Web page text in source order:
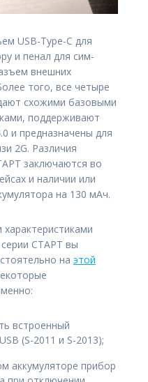
USB-Type-C для
и пенал для сим-
внешних
того, все четыре
схожими базовыми
поддерживают
и предназначены для
2G. Различия
заключаются во
и наличии или
на 130 мАч.
СТАРТ вы
на этой
встроенный
(S-2011 и S-2013);
аккумуляторе прибор